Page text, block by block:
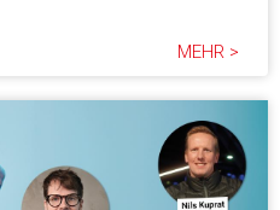
MEHR >